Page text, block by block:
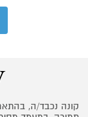
קונה נכבד/ה,